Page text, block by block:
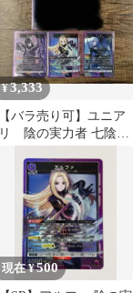
¥3,333
【バラ売り可】ユニア
リ 陰の実力者 七陰
現在 ¥500